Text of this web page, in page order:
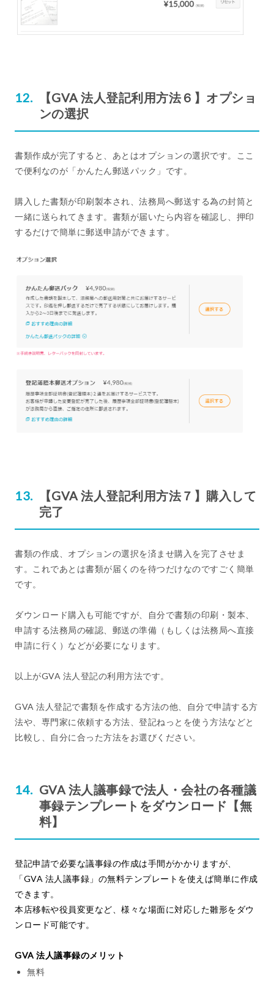
【GVA 法人登記利用方法６】オプショ
ンの選択
書類作成が完了すると、あとはオプションの選択です。ここ
で便利なのが「かんたん郵送パック」です。
購入した書類が印刷製本され、法務局へ郵送する為の封筒と
一緒に送られてきます。書類が届いたら内容を確認し、押印
するだけで簡単に郵送申請ができます。
【GVA 法人登記利用方法７】購入して
完了
書類の作成、オプションの選択を済ませ購入を完了させま
す。これであとは書類が届くのを待つだけなのですごく簡単
です。
ダウンロード購入も可能ですが、自分で書類の印刷・製本、
申請する法務局の確認、郵送の準備（もしくは法務局へ直接
申請に行く）などが必要になります。
以上がGVA 法人登記の利用方法です。
GVA 法人登記で書類を作成する方法の他、自分で申請する方
法や、専門家に依頼する方法、登記ねっとを使う方法などと
比較し、自分に合った方法をお選びください。
GVA 法人議事録で法人・会社の各種議
事録テンプレートをダウンロード【無
料】
登記申請で必要な議事録の作成は手間がかかりますが、
「GVA 法人議事録」の無料テンプレートを使えば簡単に作成
できます。
本店移転や役員変更など、様々な場面に対応した雛形をダウ
ンロード可能です。
GVA 法人議事録のメリット
無料